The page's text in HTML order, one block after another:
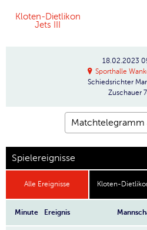
Kloten-Dietlikon
Jets III
18.02.2023
Sporthalle
Schiedsrichter
Zuschauer
Matchtelegramm
Spielereignisse
Alle Ereignisse Kloten-
Minute Ereignis